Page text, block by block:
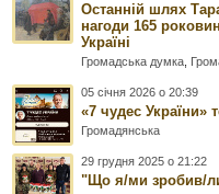
Останній шлях
нагоди 165
Україні
Громадська думка,
05 січня 2026 о 20:39
«7 чудес України»
Громадянська
29 грудня 2025 о 21:22
"Що я/ми зробив/